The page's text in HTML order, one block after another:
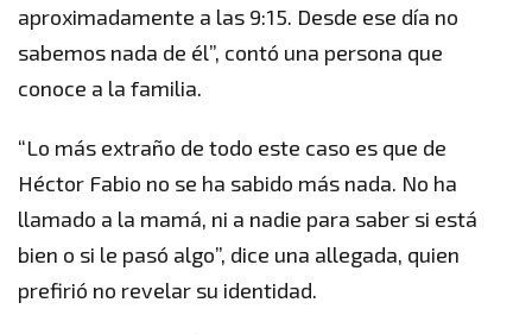
aproximadamente a las 9:15. Desde ese día no
sabemos nada de él”, contó una persona que
conoce a la familia.
“Lo más extraño de todo este caso es que de
Héctor Fabio no se ha sabido más nada. No ha
llamado a la mamá, ni a nadie para saber si está
bien o si le pasó algo”, dice una allegada, quien
prefirió no revelar su identidad.